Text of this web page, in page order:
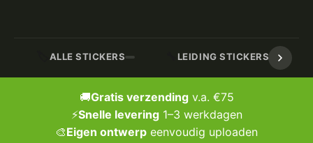
ALLE STICKERS LEIDING STICKERS /
🚚Gratis verzendingv.a. €75
⚡Snelle levering1–3 werkdagen
🎨Eigen ontwerp eenvoudig uploaden